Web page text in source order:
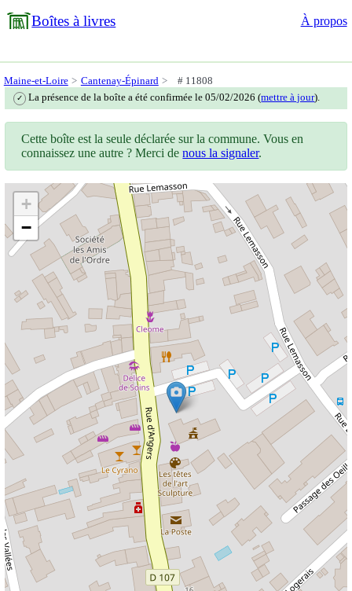
Boîtes à livres À propos
Maine-et-Loire Cantenay-Épinard # 11808
✓ La présence de la boîte a été confirmée le 05/02/2026 (mettre à jour).
Cette boîte est la seule déclarée sur la commune. Vous en
connaissez une autre ? Merci denous la signaler.
+
−